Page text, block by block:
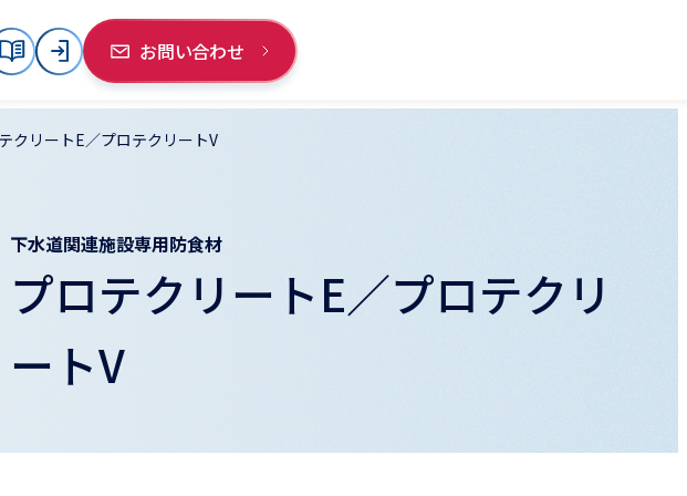
お問い合わせ
クリートE／プロテクリートV
下水道関連施設専用防食材
プロテクリートE／プロテクリ
ートV